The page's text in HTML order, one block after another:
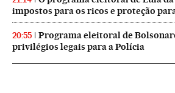
impostos para os ricos e proteção
20:55
Programa eleitoral de
privilégios legais para a Polícia